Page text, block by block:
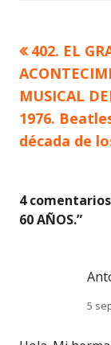
de
entradas
Artículo
anterior
402. EL
MUSICAL
1976.
década de
4
60 AÑOS.”
5